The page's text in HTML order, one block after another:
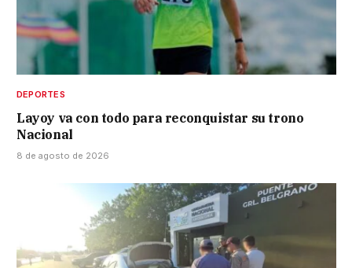
DEPORTES
Layoy va con todo para reconquistar su trono
Nacional
8 de agosto de 2026